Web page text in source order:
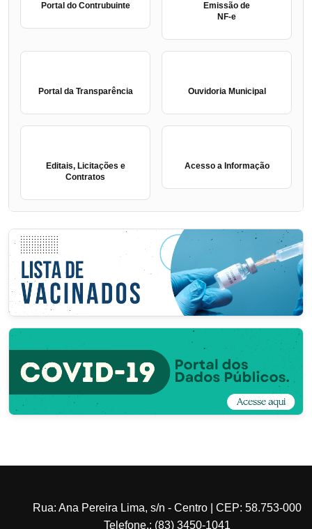
Portal do Contrubuinte
Emissão de
NF-e
Portal da Transparência Ouvidoria Municipal
Editais, Licitações e
Contratos
Acesso a Informação
Rua: Ana Pereira Lima, s/n - Centro | CEP: 58.753-000
Telefone.: (83) 3450-1041